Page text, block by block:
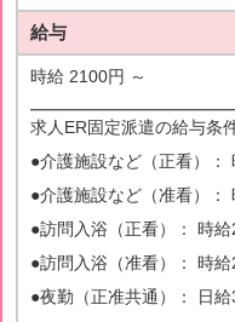
給与
時給 2100円 ～
求人ER固定派遣の給与条
●介護施設など（正看）：
●介護施設など（准看）
●訪問入浴（正看）： 時
●訪問入浴（准看）： 時
●夜勤（正准共通）： 日